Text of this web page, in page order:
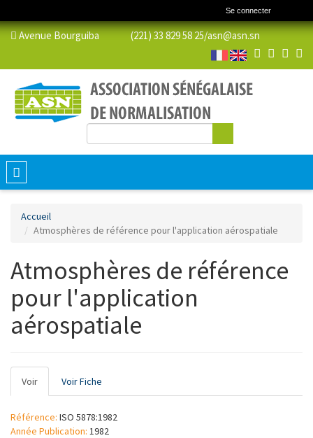
Se connecter
Avenue Bourguiba (221) 33 829 58 25/asn@asn.sn
Formulaire de recherche
Toggle
navigation
Accueil
Atmosphères de référence pour l'application aérospatiale
Atmosphères de référence
pour l'application
aérospatiale
Onglets
principaux
Voir (onglet
actif)
Voir Fiche
Référence: ISO 5878:1982
Année Publication: 1982